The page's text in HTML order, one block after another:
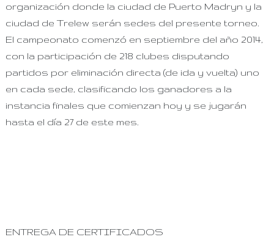
organización donde la ciudad de Puerto Madryn y la
ciudad de Trelew serán sedes del presente torneo.
El campeonato comenzó en septiembre del año 2014,
con la participación de 218 clubes disputando
partidos por eliminación directa (de ida y vuelta) uno
en cada sede, clasificando los ganadores a la
instancia finales que comienzan hoy y se jugarán
hasta el día 27 de este mes.
ENTREGA DE CERTIFICADOS